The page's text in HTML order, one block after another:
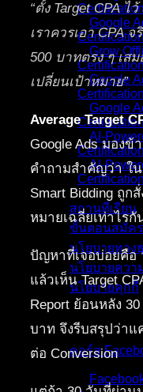
Google
Grow
Google
Certification
Google
AI-
AI-
Certification
สถานที่เรียน
ขั้นตอนสมัคร
นโยบายทาง
นโยบายควา
นโยบายคุกกี้
คอร์สทั้งหมด
คอร์ส
“ตั้ง Target CPA
เราควรเอา CPA
500 บาทตรง ๆ เส
เปลี่ยนเป้าหมาย”
Average Target
Google Ads มอง
คำถามสำคัญว่า ใน
Smart Bidding ถูก
หมายเฉลี่ยเท่าไร
ปัญหาที่เจอบ่อยคือ
แล้วเห็น Target
Report ย้อนหลัง
บาท จึงรีบสรุปว่าแ
ต่อ Conversion